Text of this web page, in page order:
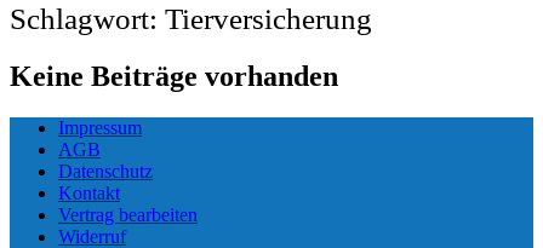
Schlagwort: Tierversicherung
Keine Beiträge vorhanden
Impressum
AGB
Datenschutz
Kontakt
Vertrag bearbeiten
Widerruf